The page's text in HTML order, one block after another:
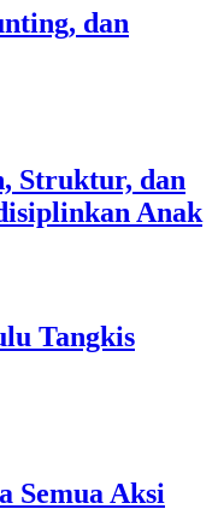
dan
Struktur, dan
Anak
Tangkis
Semua Aksi